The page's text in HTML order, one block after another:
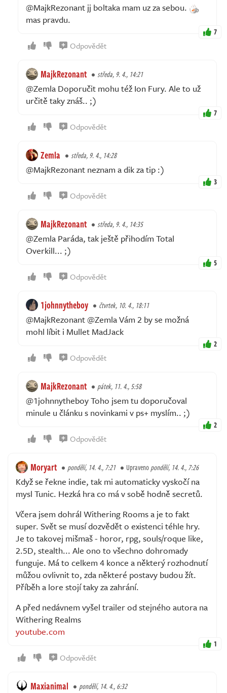
@MajkRezonant jj boltaka mam uz za sebou.
mas pravdu.
7
Odpovědět
MajkRezonant středa, 9. 4., 14:21
@Zemla Doporučit mohu též Ion Fury. Ale to už
určitě taky znáš.. ;)
7
Odpovědět
Zemla středa, 9. 4., 14:28
@MajkRezonant neznam a dik za tip :)
3
Odpovědět
MajkRezonant středa, 9. 4., 14:35
@Zemla Paráda, tak ještě přihodím Total
Overkill... ;)
5
Odpovědět
1johnnytheboy čtvrtek, 10. 4., 18:11
@MajkRezonant @Zemla Vám 2 by se možná
mohl líbit i Mullet MadJack
2
Odpovědět
MajkRezonant pátek, 11. 4., 5:58
@1johnnytheboy Toho jsem tu doporučoval
minule u článku s novinkami v ps+ myslím.. ;)
2
Odpovědět
Moryart pondělí, 14. 4., 7:21 Upravenopondělí, 14. 4., 7:26
Když se řekne indie, tak mi automaticky vyskočí na
mysl Tunic. Hezká hra co má v sobě hodně secretů.
Včera jsem dohrál Withering Rooms a je to fakt
super. Svět se musí dozvědět o existenci téhle hry.
Je to takovej mišmaš - horor, rpg, souls/roque like,
2.5D, stealth... Ale ono to všechno dohromady
funguje. Má to celkem 4 konce a některý rozhodnutí
můžou ovlivnit to, zda některé postavy budou žít.
Příběh a lore stojí taky za zahrání.
A před nedávnem vyšel trailer od stejného autora na
Withering Realms
youtube.com
1
Odpovědět
Maxianimal pondělí, 14. 4., 6:32